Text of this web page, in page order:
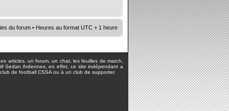
du forum • Heures au format UTC + 1 heure
articles, un forum, un chat, les feuilles de match,
Sedan Ardennes, en effet, ce site indépendant a
de football CSSA ou à un club de supporter.